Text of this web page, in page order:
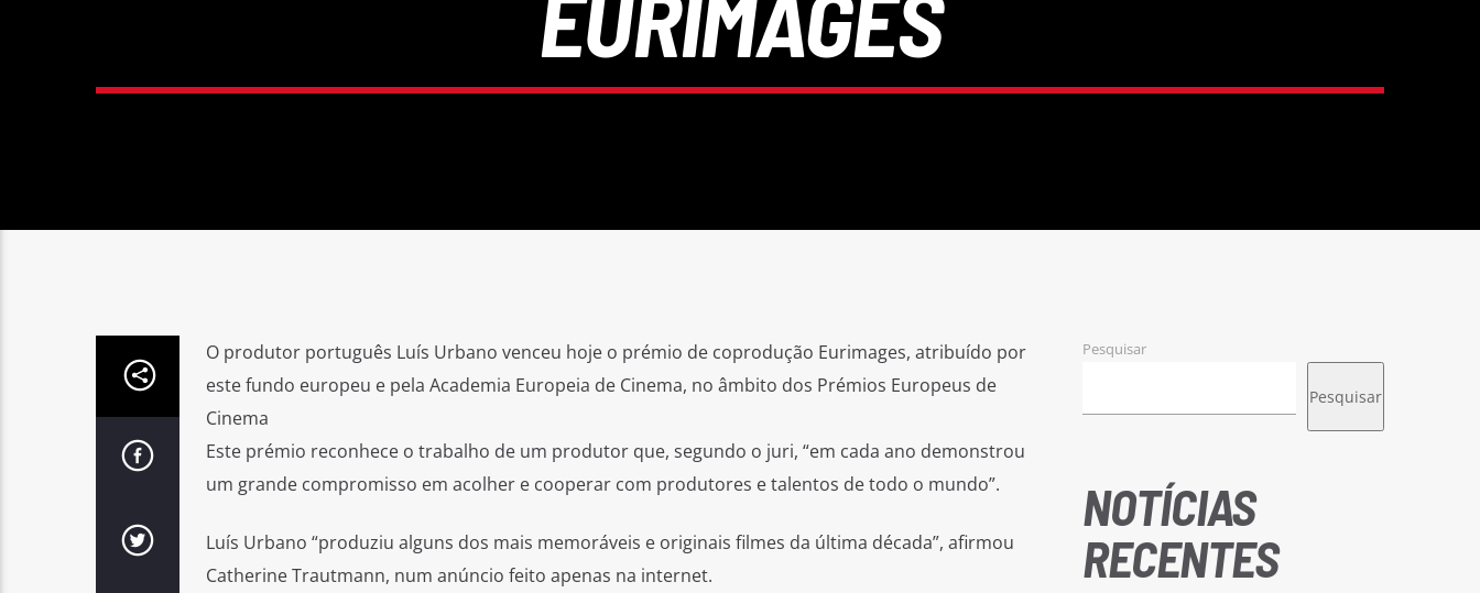
O produtor português Luís Urbano venceu hoje o prémio de coprodução Eurimages, atribuído por
este fundo europeu e pela Academia Europeia de Cinema, no âmbito dos Prémios Europeus de
Cinema
Este prémio reconhece o trabalho de um produtor que, segundo o juri, “em cada ano demonstrou
um grande compromisso em acolher e cooperar com produtores e talentos de todo o mundo”.
Luís Urbano “produziu alguns dos mais memoráveis e originais filmes da última década”, afirmou
Catherine Trautmann, num anúncio feito apenas na internet.
Pesquisar
Pesquisar
NOTÍCIAS
RECENTES